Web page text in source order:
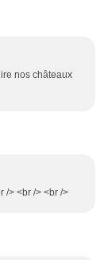
nos châteaux
/> <br /> <br />